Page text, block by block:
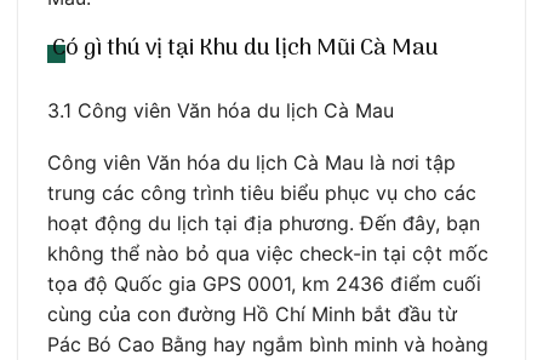
Có gì thú vị tại Khu du lịch Mũi Cà Mau
3.1 Công viên Văn hóa du lịch Cà Mau
Công viên Văn hóa du lịch Cà Mau là nơi tập
trung các công trình tiêu biểu phục vụ cho các
hoạt động du lịch tại địa phương. Đến đây, bạn
không thể nào bỏ qua việc check-in tại cột mốc
tọa độ Quốc gia GPS 0001, km 2436 điểm cuối
cùng của con đường Hồ Chí Minh bắt đầu từ
Pác Bó Cao Bằng hay ngắm bình minh và hoàng